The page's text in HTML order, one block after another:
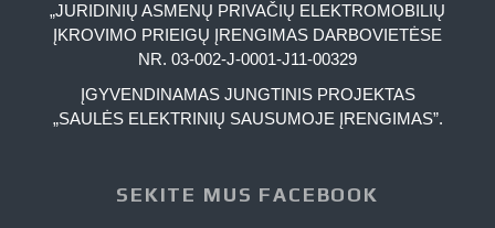
„JURIDINIŲ ASMENŲ PRIVAČIŲ ELEKTROMOBILIŲ
ĮKROVIMO PRIEIGŲ ĮRENGIMAS DARBOVIETĖSE
NR. 03-002-J-0001-J11-00329
ĮGYVENDINAMAS JUNGTINIS PROJEKTAS
„SAULĖS ELEKTRINIŲ SAUSUMOJE ĮRENGIMAS”.
SEKITE MUS FACEBOOK